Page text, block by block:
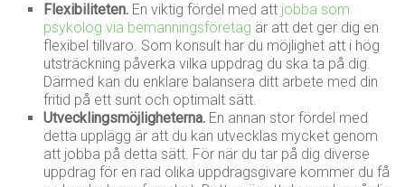
Flexibiliteten. En viktig fördel med att jobba som
psykolog via bemanningsföretag är att det ger dig en
flexibel tillvaro. Som konsult har du möjlighet att i hög
utsträckning påverka vilka uppdrag du ska ta på dig.
Därmed kan du enklare balansera ditt arbete med din
fritid på ett sunt och optimalt sätt.
Utvecklingsmöjligheterna. En annan stor fördel med
detta upplägg är att du kan utvecklas mycket genom
att jobba på detta sätt. För när du tar på dig diverse
uppdrag för en rad olika uppdragsgivare kommer du få